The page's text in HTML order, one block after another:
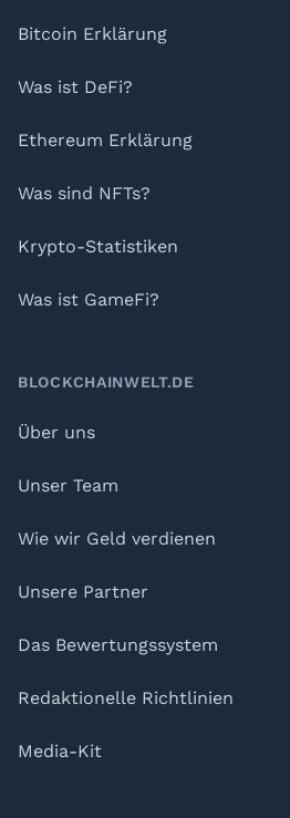
Bitcoin Erklärung
Was ist DeFi?
Ethereum Erklärung
Was sind NFTs?
Krypto-Statistiken
Was ist GameFi?
BLOCKCHAINWELT.DE
Über uns
Unser Team
Wie wir Geld verdienen
Unsere Partner
Das Bewertungssystem
Redaktionelle Richtlinien
Media-Kit